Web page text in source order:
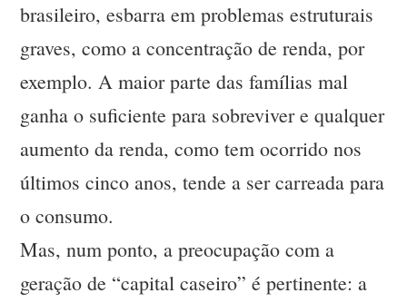
brasileiro, esbarra em problemas estruturais
graves, como a concentração de renda, por
exemplo. A maior parte das famílias mal
ganha o suficiente para sobreviver e qualquer
aumento da renda, como tem ocorrido nos
últimos cinco anos, tende a ser carreada para
o consumo.
Mas, num ponto, a preocupação com a
geração de “capital caseiro” é pertinente: a